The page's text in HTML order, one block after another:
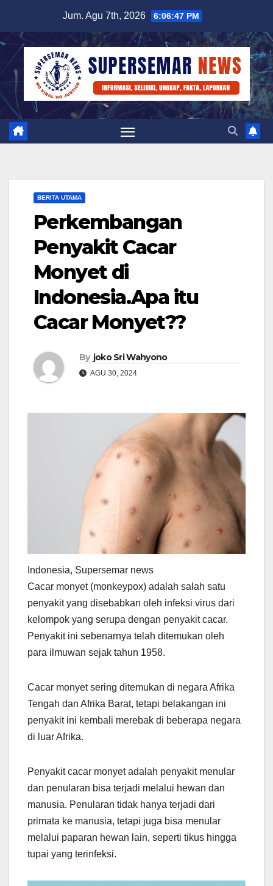
content
Jum. Agu 7th, 2026 6:06:47 PM
BERITA UTAMA
Perkembangan
Penyakit Cacar
Monyet di
Indonesia.Apa itu
Cacar Monyet??
By joko Sri Wahyono
AGU 30, 2024
Indonesia, Supersemar news
Cacar monyet (monkeypox) adalah salah satu
penyakit yang disebabkan oleh infeksi virus dari
kelompok yang serupa dengan penyakit cacar.
Penyakit ini sebenarnya telah ditemukan oleh
para ilmuwan sejak tahun 1958.
Cacar monyet sering ditemukan di negara Afrika
Tengah dan Afrika Barat, tetapi belakangan ini
penyakit ini kembali merebak di beberapa negara
di luar Afrika.
Penyakit cacar monyet adalah penyakit menular
dan penularan bisa terjadi melalui hewan dan
manusia. Penularan tidak hanya terjadi dari
primata ke manusia, tetapi juga bisa menular
melalui paparan hewan lain, seperti tikus hingga
tupai yang terinfeksi.